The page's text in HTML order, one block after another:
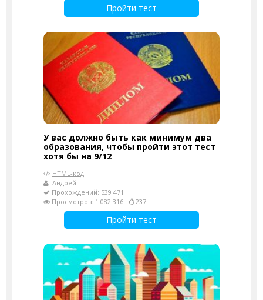
Пройти тест
У вас должно быть как минимум два
образования, чтобы пройти этот тест
хотя бы на 9/12
HTML-код
Андрей
Прохождений: 539 471
Просмотров: 1 082 316
237
Пройти тест